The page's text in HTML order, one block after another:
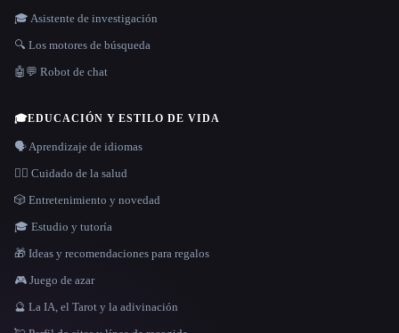
🎓 Asistente de investigación
🔍 Los motores de búsqueda
🤖💬 Robot de chat
🎓EDUCACIÓN Y ESTILO DE VIDA
🗣️ Aprendizaje de idiomas
👩‍⚕️ Cuidado de la salud
🎲 Entretenimiento y novedad
🎓 Estudio y tutoría
🎁 Ideas y recomendaciones para regalos
🎮 Juego de azar
🔮 La IA, el Tarot y la adivinación